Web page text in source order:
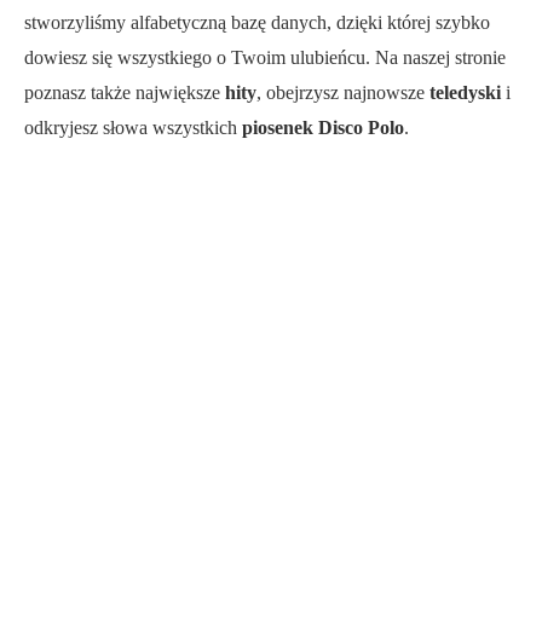
stworzyliśmy alfabetyczną bazę danych, dzięki której szybko
dowiesz się wszystkiego o Twoim ulubieńcu. Na naszej stronie
poznasz także największe hity, obejrzysz najnowsze teledyski i
odkryjesz słowa wszystkich piosenek Disco Polo.